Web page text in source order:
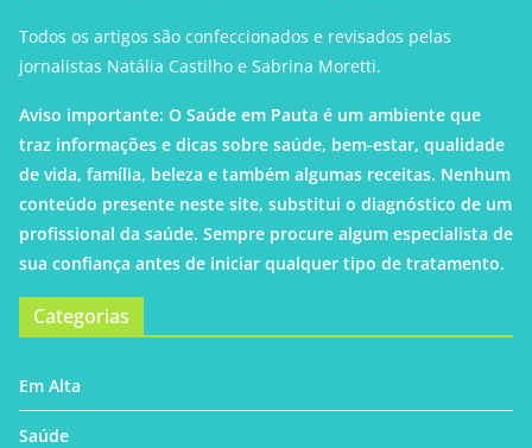
Todos os artigos são confeccionados e revisados pelas
jornalistas Natália Castilho e Sabrina Moretti.
Aviso importante: O Saúde em Pauta é um ambiente que
traz informações e dicas sobre saúde, bem-estar, qualidade
de vida, família, beleza e também algumas receitas. Nenhum
conteúdo presente neste site, substitui o diagnóstico de um
profissional da saúde. Sempre procure algum especialista de
sua confiança antes de iniciar qualquer tipo de tratamento.
Categorias
Em Alta
Saúde